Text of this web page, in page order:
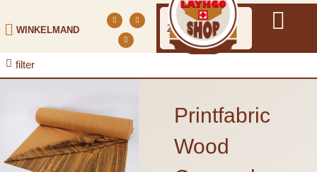
WINKELMAND
filter
Printfabric
Wood